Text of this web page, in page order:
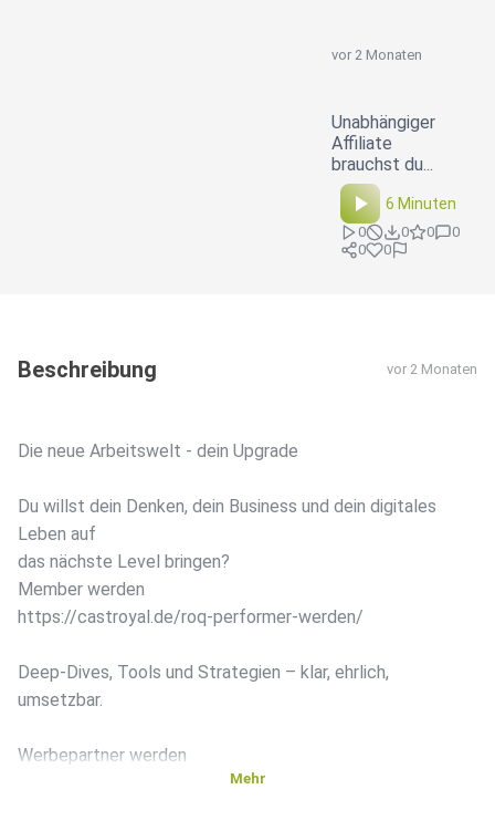
vor 2 Monaten
Unabhängiger
Affiliate
brauchst du...
6 Minuten
0 0 0
0
0
0
Beschreibung vor 2 Monaten
Die neue Arbeitswelt - dein Upgrade
Du willst dein Denken, dein Business und dein digitales
Leben auf
das nächste Level bringen?
Member werden
https://castroyal.de/roq-performer-werden/
Deep-Dives, Tools und Strategien – klar, ehrlich,
umsetzbar.
Werbepartner werden
Mehr